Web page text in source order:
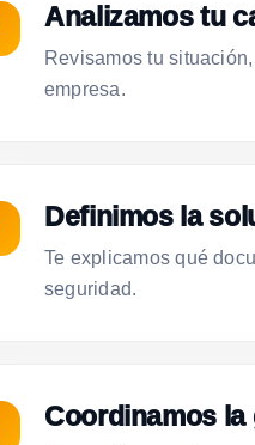
Analizamos tu
Revisamos tu
empresa.
Definimos la
Te explicamos qué
seguridad.
Coordinamos la